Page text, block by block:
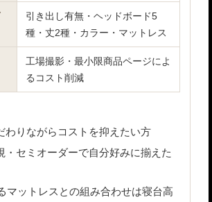
引き出し有無・ヘッドボード5
種・丈2種・カラー・マットレス
工場撮影・最小限商品ページによ
るコスト削減
わりながらコストを抑えたい方
・セミオーダーで自分好みに揃えた
マットレスとの組み合わせは寝台高